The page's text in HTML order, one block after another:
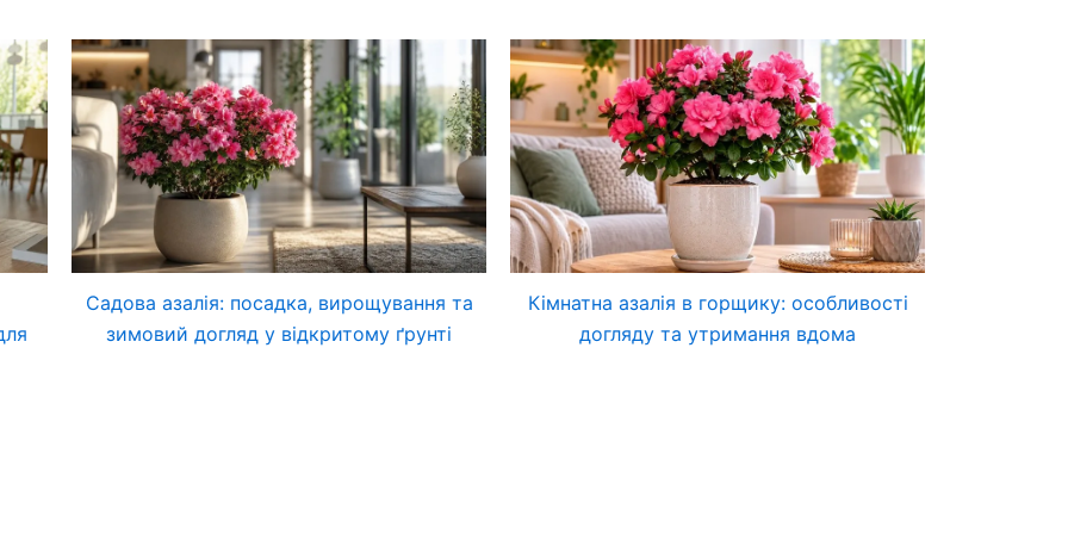
Садова азалія: посадка, вирощування та
зимовий догляд у відкритому ґрунті
Кімнатна азалія в горщику: особливості
догляду та утримання вдома